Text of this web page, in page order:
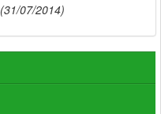
(31/07/2014)